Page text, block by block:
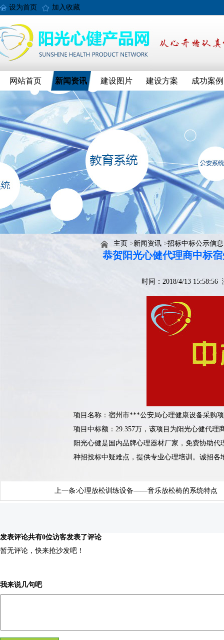
设为首页 加入收藏
网站首页 新闻资讯 建设图片 建设方案 成功案例
主页 >新闻资讯 >招标中标公示信息
恭贺阳光心健代理商中标
时间：2018/4/13
项目名称：宿州市***公安局心理健康设备采购
项目中标额：29.357万，该项目为阳光心健代理
阳光心健是国内品牌心理器材厂家，免费协助
种招投标中疑难点，提供专业心理培训。诚招各
上一条:心理放松训练设备——音乐放松椅的系统特点
发表评论共有0位访客发表了评论
暂无评论，快来抢沙发吧！
我来说几句吧